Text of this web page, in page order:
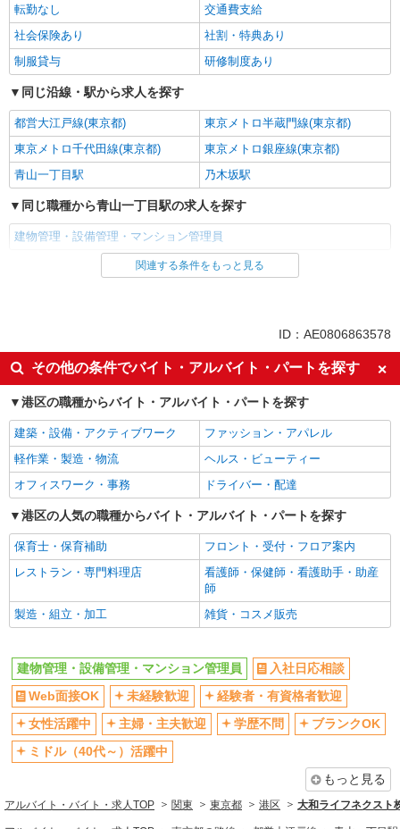
転勤なし
交通費支給
社会保険あり
社割・特典あり
制服貸与
研修制度あり
同じ沿線・駅から求人を探す
都営大江戸線(東京都)
東京メトロ半蔵門線(東京都)
東京メトロ千代田線(東京都)
東京メトロ銀座線(東京都)
青山一丁目駅
乃木坂駅
同じ職種から青山一丁目駅の求人を探す
建物管理・設備管理・マンション管理員
同じ雇用形態から青山一丁目駅の求人を探す
入社日応相談
Web面接OK
未経験歓迎
経験者・有資格者歓迎
女性活躍中
主婦・主夫歓迎
学歴不問
ブランクOK
ミドル（40代～）活躍中
エルダー（50代～）活躍中
シニア（60代～）活躍中
平日のみ勤務OK
禁煙・分煙
駅直結・駅チカ
上場企業・上場企業のグループ会
社
残業ほぼなし
交通費支給
社会保険あり
社割・特典あり
同じ職種から求人を探す
清掃・警備・ビルメンテナンス・設備管理
建物管理・設備管理・マンション管理員
同じ特徴から求人を探す
ミドル（40代～）活躍中
上場企業・上場企業のグループ会
交通費支給
関連する条件をもっと見る
ID：AE0806863578
その他の条件でバイト・アルバイト・パートを探す
港区の職種からバイト・アルバイト・パートを探す
建築・設備・アクティブワーク
ファッション・アパレル
軽作業・製造・物流
ヘルス・ビューティー
オフィスワーク・事務
ドライバー・配達
港区の人気の職種からバイト・アルバイト・パートを探す
保育士・保育補助
フロント・受付・フロア案内
レストラン・専門料理店
看護師・保健師・看護助手・助産
師
製造・組立・加工
雑貨・コスメ販売
建物管理・設備管理・マンション管理員
入社日応相談
Web面接OK
未経験歓迎
経験者・有資格者歓迎
女性活躍中
主婦・主夫歓迎 学歴不問
ブランクOK
ミドル（40代～）活躍中
もっと見る
アルバイト・バイト・求人TOP 関東 東京都 港区 大和ライフネクス